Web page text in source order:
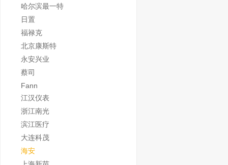
哈尔滨最一特
日置
福禄克
北京康斯特
永安兴业
蔡司
Fann
江汉仪表
浙江南光
滨江医疗
大连科茂
海安